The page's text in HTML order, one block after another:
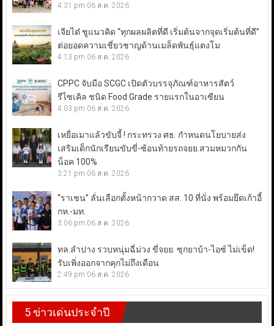
4:31 pm 06 ส.ค. 2026
เจียไต๋ ชูแนวคิด “ทุกผลผลิตที่ดี เริ่มต้นจากจุดเริ่มต้นที่ดี”
ต่อยอดความเชี่ยวชาญด้านเมล็ดพันธุ์แตงโม
4:13 pm 06 ส.ค. 2026
CPPC จับมือ SCGC เปิดตัวบรรจุภัณฑ์อาหารสัตว์
รีไซเคิล ชนิด Food Grade รายแรกในอาเซียน
4:03 pm 06 ส.ค. 2026
เหยื่อเมาแล้วขับจี้ ! กระทรวง ศธ. กำหนดนโยบายส่ง
เสริมเด็กนักเรียนขับขี่-ซ้อนท้ายรถจยย.สวมหมวกกัน
น็อค 100%
3:21 pm 06 ส.ค. 2026
“ราเชน” ลั่นเลือกตั้งหน้ากวาด สส. 10 ที่นั่ง พร้อมยึดเก้าอี้
กห.-มท.
3:06 pm 06 ส.ค. 2026
ทล.ลำปาง รวบหนุ่มฉี่ม่วง ขี่จยย. ซุกยาบ้า-ไอซ์ ไม่เข็ด!
รับเพิ่งออกจากคุกไม่ถึงเดือน
2:49 pm 06 ส.ค. 2026
5 ข่าวเด่นประจำปี